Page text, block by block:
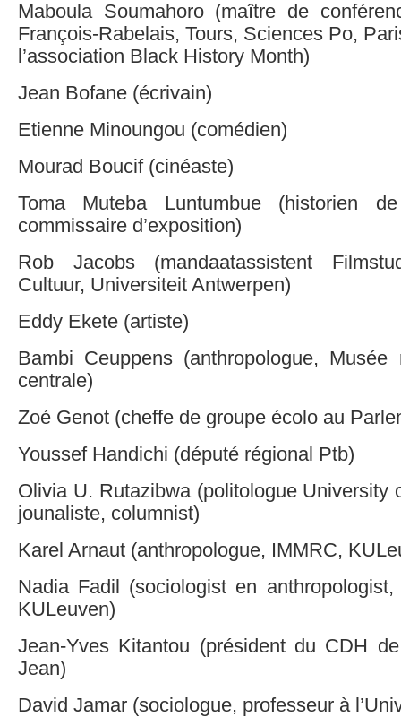
Maboula Soumahoro (maître de
François-Rabelais, Tours, Sciences Po,
l’association Black History Month)
Jean Bofane (écrivain)
Etienne Minoungou (comédien)
Mourad Boucif (cinéaste)
Toma Muteba Luntumbue (historien
commissaire d’exposition)
Rob Jacobs (mandaatassistent
Cultuur, Universiteit Antwerpen)
Eddy Ekete (artiste)
Bambi Ceuppens (anthropologue, Musée
centrale)
Zoé Genot (cheffe de groupe écolo au
Youssef Handichi (député régional Ptb)
Olivia U. Rutazibwa (politologue University
jounaliste, columnist)
Karel Arnaut (anthropologue, IMMRC,
Nadia Fadil (sociologist en
KULeuven)
Jean-Yves Kitantou (président du CDH
Jean)
David Jamar (sociologue, professeur à